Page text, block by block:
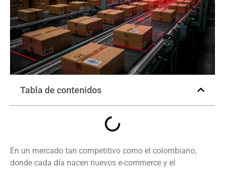
Tabla de contenidos
En un mercado tan competitivo como el colombiano,
donde cada día nacen nuevos e-commerce y el